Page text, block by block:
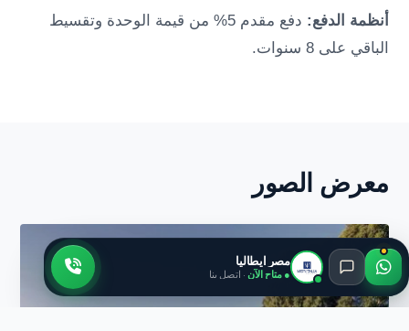
أنظمة الدفع:
دفع مقدم 5% من قيمة الوحدة وتقسيط
الباقي على 8 سنوات.
معرض الصور
مصر ايطاليا
● متاح الآن · اتصل بنا